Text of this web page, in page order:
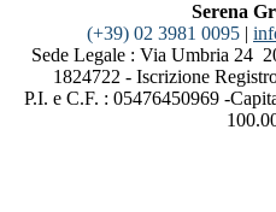
Serena
(+39) 02 3981 0095 |
Sede Legale : Via Umbria 24
1824722 - Iscrizione
P.I. e C.F. : 05476450969 -